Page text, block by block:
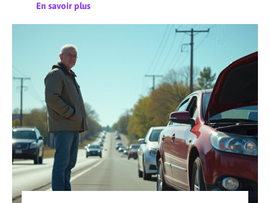
En savoir plus